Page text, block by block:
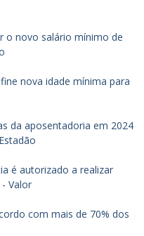
o novo salário mínimo de
nova idade mínima para
da aposentadoria em 2024
é autorizado a realizar
Valor
com mais de 70% dos